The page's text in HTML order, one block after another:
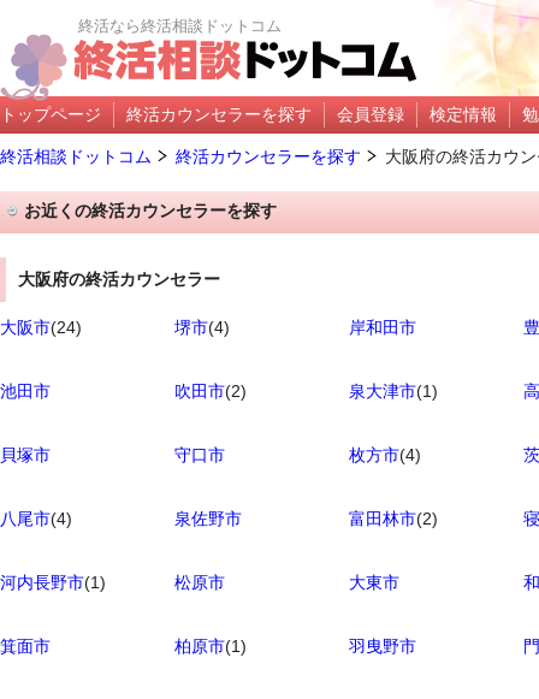
終活なら終活相談ドットコム
トップページ 終活カウンセラーを探す 会員登録 検定情報
終活相談ドットコム 終活カウンセラーを探す 大阪府の終活カウ
お近くの終活カウンセラーを探す
大阪府の終活カウンセラー
大阪市(24) 堺市(4) 岸和田市
池田市 吹田市(2) 泉大津市(1)
貝塚市 守口市 枚方市(4)
八尾市(4) 泉佐野市 富田林市(2)
河内長野市(1) 松原市 大東市
箕面市 柏原市(1) 羽曳野市